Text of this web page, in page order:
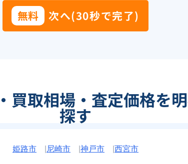
無料 次へ(30秒で完了)
買取相場・査定価格を
探す
姫路市 尼崎市 神戸市 西宮市